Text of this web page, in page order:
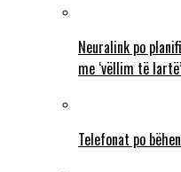
Neuralink po
me ‘vëllim të
Telefonat po